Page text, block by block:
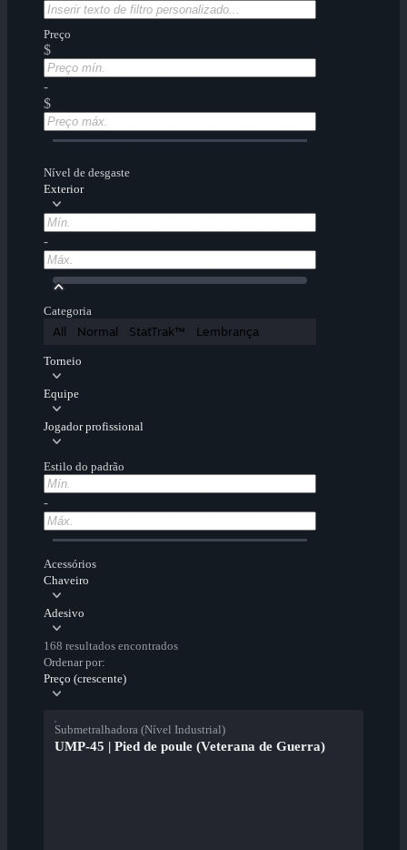
Preço
$
-
$
Nível de desgaste
Exterior
-
Categoria
All Normal StatTrak™ Lembrança
Torneio
Equipe
Jogador profissional
Estilo do padrão
-
Acessórios
Chaveiro
Adesivo
168 resultados encontrados
Ordenar por:
Preço (crescente)
Submetralhadora (Nível Industrial)
UMP-45 | Pied de poule (Veterana de Guerra)